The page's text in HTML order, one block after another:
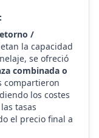
/
la capacidad
se ofreció
combinada o
compartieron
los costes
tasas
el precio final a